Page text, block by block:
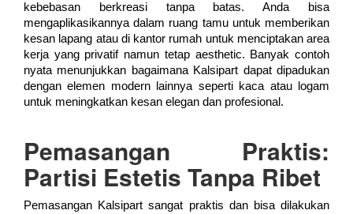
kebebasan berkreasi tanpa batas. Anda bisa
mengaplikasikannya dalam ruang tamu untuk memberikan
kesan lapang atau di kantor rumah untuk menciptakan area
kerja yang privatif namun tetap aesthetic. Banyak contoh
nyata menunjukkan bagaimana Kalsipart dapat dipadukan
dengan elemen modern lainnya seperti kaca atau logam
untuk meningkatkan kesan elegan dan profesional.
Pemasangan Praktis:
Partisi Estetis Tanpa Ribet
Pemasangan Kalsipart sangat praktis dan bisa dilakukan